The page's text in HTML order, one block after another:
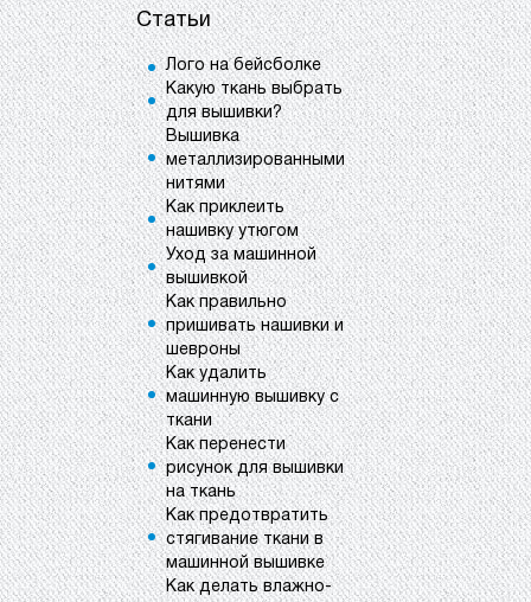
Статьи
Лого на бейсболке
Какую ткань выбрать
для вышивки?
Вышивка
металлизированными
нитями
Как приклеить
нашивку утюгом
Уход за машинной
вышивкой
Как правильно
пришивать нашивки и
шевроны
Как удалить
машинную вышивку с
ткани
Как перенести
рисунок для вышивки
на ткань
Как предотвратить
стягивание ткани в
машинной вышивке
Как делать влажно-